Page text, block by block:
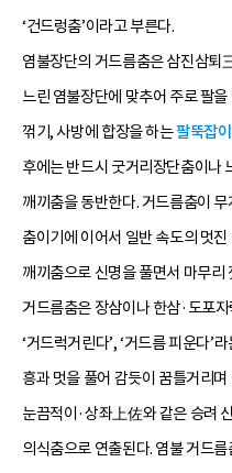
‘건드렁춤’이라고 부른다.
염불장단의 거드름춤은 삼진삼
느린 염불장단에 맞추어 주로 팔
꺾기, 사방에 합장을 하는팔뚝잡이
후에는 반드시 굿거리장단춤이나
깨끼춤을 동반한다. 거드름춤이
춤이기에 이어서 일반 속도의 멋
깨끼춤으로 신명을 풀면서 마무리
거드름춤은 장삼이나 한삼·도포
‘거드럭거린다’, ‘거드름 피운다’
흥과 멋을 풀어 감듯이 꿈틀거리
눈끔적이·상좌上佐와 같은 승려
의식춤으로 연출된다. 염불 거드